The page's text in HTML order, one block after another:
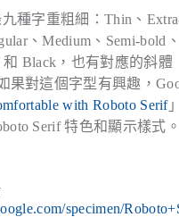
種字重粗細：Thin、
、Medium、Semi-bold、
和 Black，也有對應的斜體
果對這個字型有興趣，
with Roboto Serif
Serif 特色和顯示樣式。
specimen/